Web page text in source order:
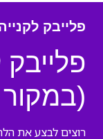
פלייבק
רוצים לבצע את